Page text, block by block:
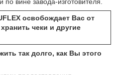
освобождает Вас от
чеки и другие
так долго, как Вы этого